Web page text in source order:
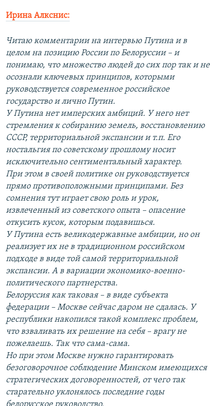
Ирина Алкснис:
Читаю комментарии на интервью Путина и в
целом на позицию России по Белоруссии – и
понимаю, что множество людей до сих пор так и не
осознали ключевых принципов, которыми
руководствуется современное российское
государство и лично Путин.
У Путина нет имперских амбиций. У него нет
стремления к собиранию земель, восстановлению
СССР, территориальной экспансии и т.п. Его
ностальгия по советскому прошлому носит
исключительно сентиментальный характер.
При этом в своей политике он руководствуется
прямо противоположными принципами. Без
сомнения тут играет свою роль и урок,
извлеченный из советского опыта – опасение
откусить кусок, которым подавишься.
У Путина есть великодержавные амбиции, но он
реализует их не в традиционном российском
подходе в виде той самой территориальной
экспансии. А в вариации экономико-военно-
политического партнерства.
Белоруссия как таковая – в виде субъекта
федерации – Москве сейчас даром не сдалась. У
республики накопился такой комплекс проблем,
что взваливать их решение на себя – врагу не
пожелаешь. Так что сама-сама.
Но при этом Москве нужно гарантировать
безоговорочное соблюдение Минском имеющихся
стратегических договоренностей, от чего так
старательно уклонялось последние годы